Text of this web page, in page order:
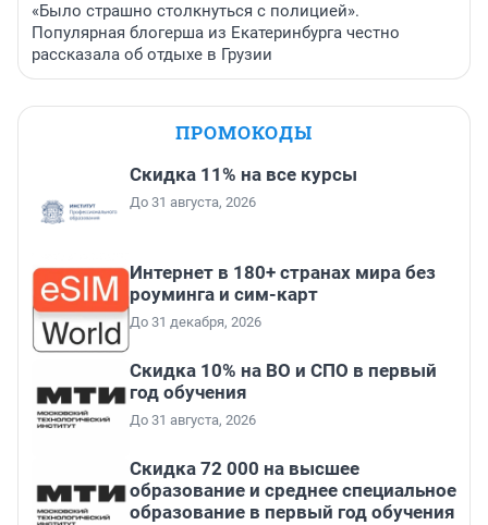
«Было страшно столкнуться с полицией».
Популярная блогерша из Екатеринбурга честно
рассказала об отдыхе в Грузии
ПРОМОКОДЫ
Скидка 11% на все курсы
До 31 августа, 2026
Интернет в 180+ странах мира без
роуминга и сим-карт
До 31 декабря, 2026
Скидка 10% на ВО и СПО в первый
год обучения
До 31 августа, 2026
Скидка 72 000 на высшее
образование и среднее специальное
образование в первый год обучения